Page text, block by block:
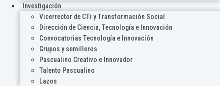
Investigación
Vicerrector de CTi y Transformación Social
Dirección de Ciencia, Tecnología e Innovación
Convocatorias Tecnología e Innovación
Grupos y semilleros
Pascualino Creativo e Innovador
Talento Pascualino
Lazos